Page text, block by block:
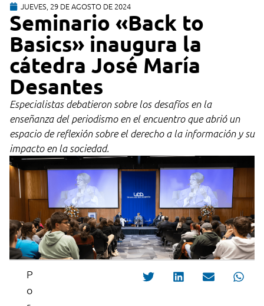
JUEVES, 29 DE AGOSTO DE 2024
Seminario «Back to
Basics» inaugura la
cátedra José María
Desantes
Especialistas debatieron sobre los desafíos en la
enseñanza del periodismo en el encuentro que abrió un
espacio de reflexión sobre el derecho a la información y su
impacto en la sociedad.
P
o